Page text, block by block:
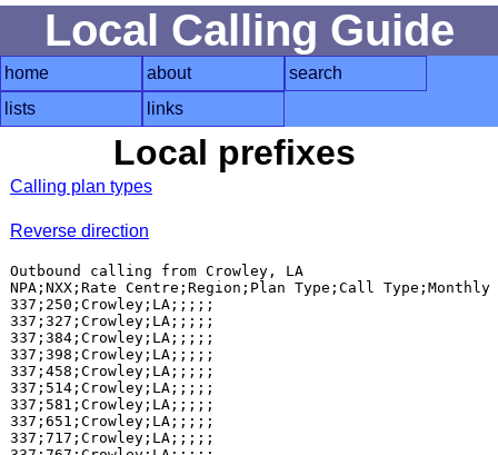
Local Calling Guide
home about
search
lists
links
Local prefixes
Calling plan types
Reverse direction
Outbound calling from Crowley, LA
NPA;NXX;Rate Centre;Region;Plan Type;Call
337;250;Crowley;LA;;;;;
337;327;Crowley;LA;;;;;
337;384;Crowley;LA;;;;;
337;398;Crowley;LA;;;;;
337;458;Crowley;LA;;;;;
337;514;Crowley;LA;;;;;
337;581;Crowley;LA;;;;;
337;651;Crowley;LA;;;;;
337;717;Crowley;LA;;;;;